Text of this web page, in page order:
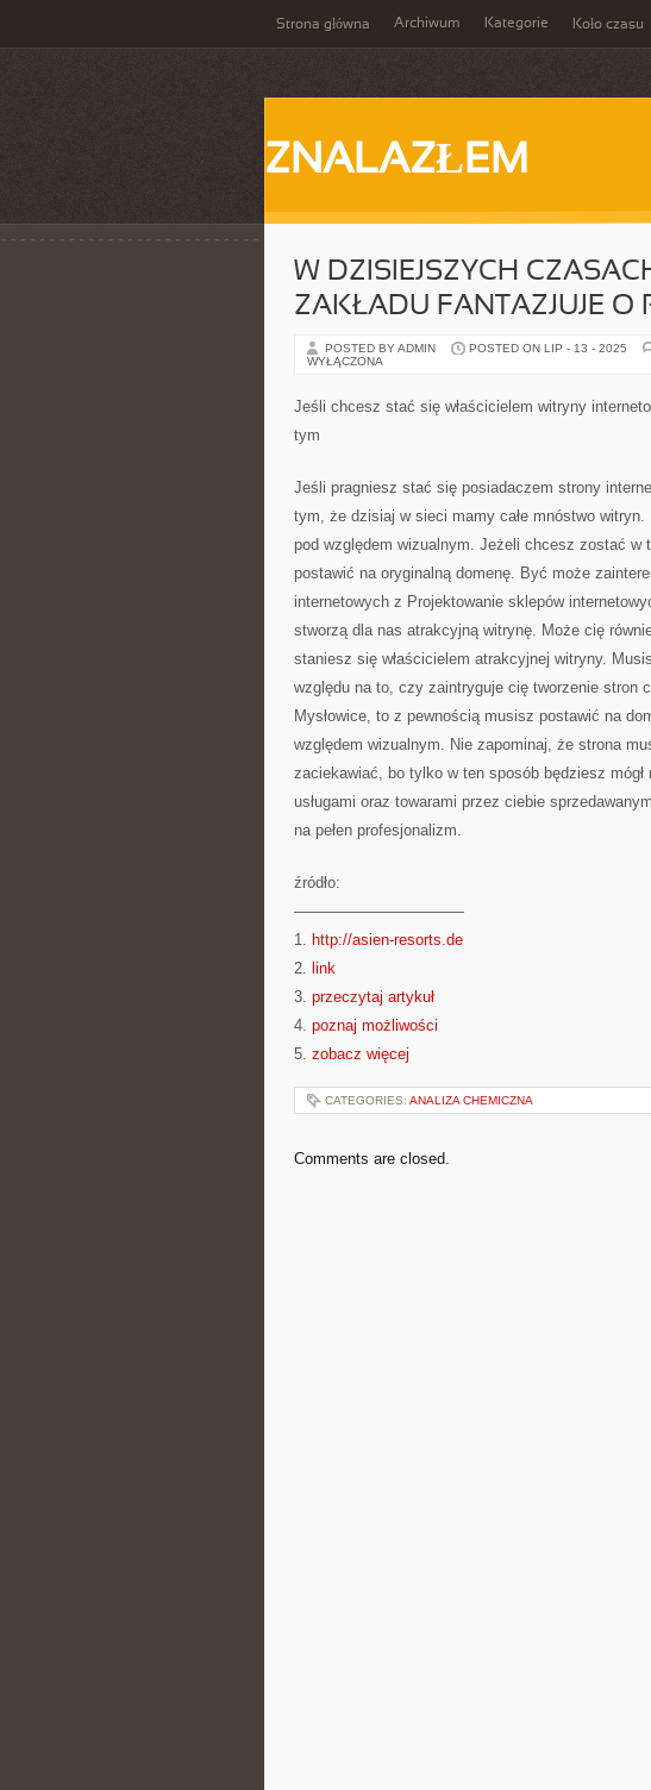
Strona główna Archiwum Kategorie Koło czasu
ZNALAZŁEM
W DZISIEJSZYCH
ZAKŁADU FANTAZJUJE O
POSTED BY ADMIN POSTED ON LIP - 13 - 2025
WYŁĄCZONA
Jeśli chcesz stać się właścicielem witryny
tym
Jeśli pragniesz stać się posiadaczem strony
tym, że dzisiaj w sieci mamy całe mnóstwo
pod względem wizualnym. Jeżeli chcesz zostać w
postawić na oryginalną domenę. Być może
internetowych z Projektowanie sklepów
stworzą dla nas atrakcyjną witrynę. Może cię
staniesz się właścicielem atrakcyjnej witryny.
względu na to, czy zaintryguje cię tworzenie stron
Mysłowice, to z pewnością musisz postawić na
względem wizualnym. Nie zapominaj, że strona
zaciekawiać, bo tylko w ten sposób będziesz
usługami oraz towarami przez ciebie
na pełen profesjonalizm.
źródło:
———————————
1. http://asien-resorts.de
2. link
3. przeczytaj artykuł
4. poznaj możliwości
5. zobacz więcej
CATEGORIES: ANALIZA CHEMICZNA
Comments are closed.